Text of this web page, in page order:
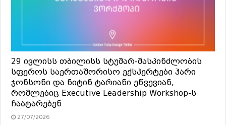
29 ივლისს თბილისს სტუმარ-მასპინძლობის
სფეროს საერთაშორისო ექსპერტები ჰარი
ჯონსონი და ნიტინ ტარიანი ეწვევიან,
რომლებიც Executive Leadership Workshop-ს
ჩაატარებენ
27/07/2026